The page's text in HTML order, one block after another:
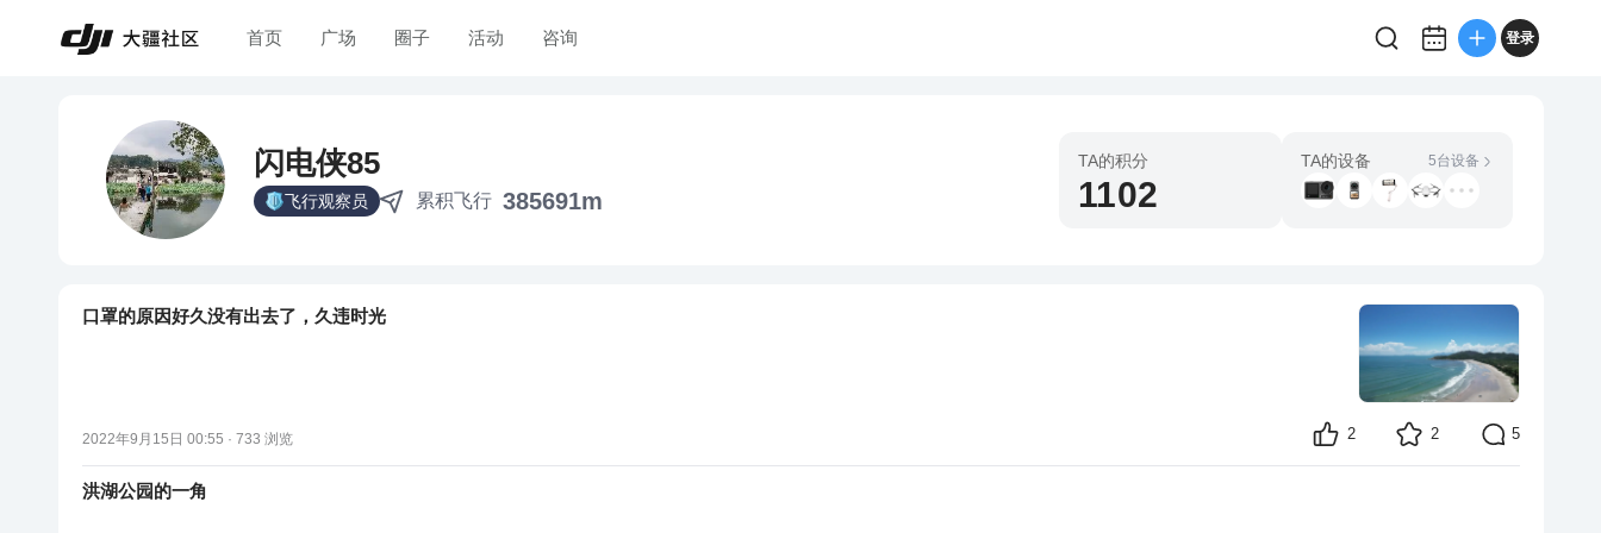
首页 广场 圈子 活动 咨询 登录
闪电侠85
飞行观察员 累积飞行 385691m
TA的积分
1102
TA的设备 5台设备
口罩的原因好久没有出去了，久违时光
2022年9月15日 00:55 · 733 浏览 2 2 5
洪湖公园的一角